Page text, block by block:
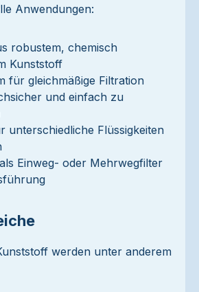
Anwendungen:
robustem, chemisch
Kunststoff
für gleichmäßige Filtration
und einfach zu
unterschiedliche Flüssigkeiten
Einweg- oder Mehrwegfilter
werden unter anderem